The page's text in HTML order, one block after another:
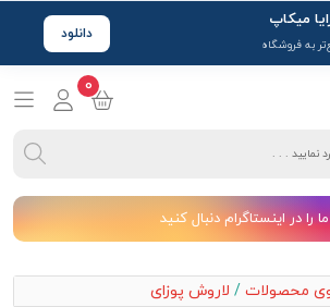
میکاپ
به فروشگاه
دانلود
0
ما را در اینستاگرام دنبال کنید
محصولات / لاروش پوزای